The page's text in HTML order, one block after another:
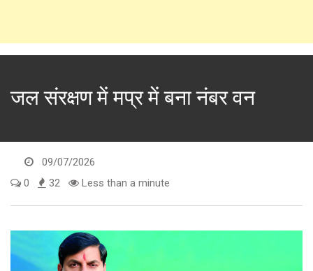
जल संरक्षण में मप्र में बना नंबर वन
09/07/2026
0
32 Less than a minute